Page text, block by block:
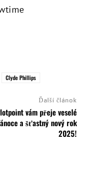
Clyde Phillips
Ďalší článok
vám přeje veselé
a šťastný nový rok
2025!